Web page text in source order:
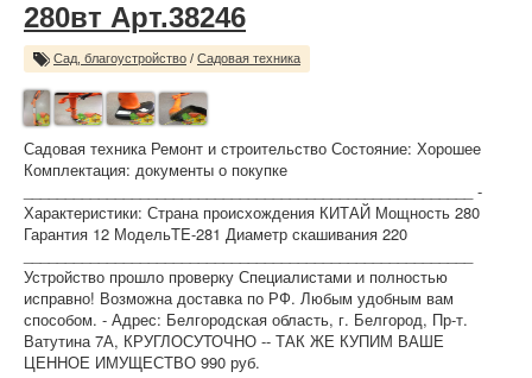
280вт Арт.38246
Сад, благоустройство / Садовая техника
Садовая техника Ремонт и строительство Состояние: Хорошее
Комплектация: документы о покупке
______________________________________________________ -
Характеристики: Страна происхождения КИТАЙ Мощность 280
Гарантия 12 МодельTE-281 Диаметр скашивания 220
Устройство прошло проверку Специалистами и полностью
исправно! Возможна доставка по РФ. Любым удобным вам
способом. - Адрес: Белгородская область, г. Белгород, Пр-т.
Ватутина 7А, КРУГЛОСУТОЧНО -- ТАК ЖЕ КУПИМ ВАШЕ
ЦЕННОЕ ИМУЩЕСТВО 990 руб.